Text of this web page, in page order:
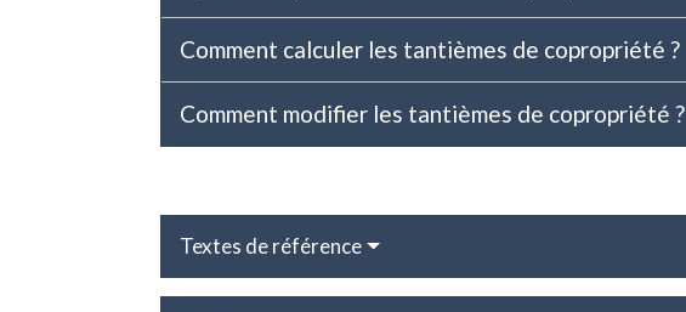
Comment calculer les tantièmes de copropriété ?
Comment modifier les tantièmes de copropriété ?
Textes de référence